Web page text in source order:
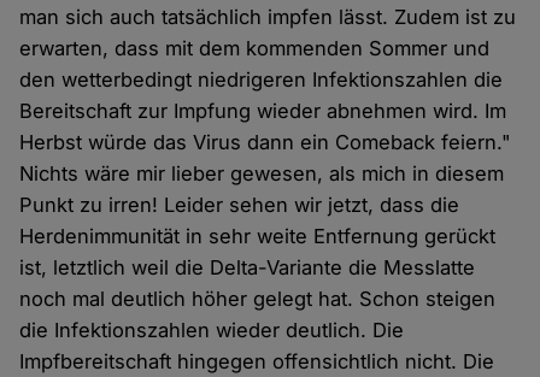
man sich auch tatsächlich impfen lässt. Zudem ist zu
erwarten, dass mit dem kommenden Sommer und
den wetterbedingt niedrigeren Infektionszahlen die
Bereitschaft zur Impfung wieder abnehmen wird. Im
Herbst würde das Virus dann ein Comeback feiern."
Nichts wäre mir lieber gewesen, als mich in diesem
Punkt zu irren! Leider sehen wir jetzt, dass die
Herdenimmunität in sehr weite Entfernung gerückt
ist, letztlich weil die Delta-Variante die Messlatte
noch mal deutlich höher gelegt hat. Schon steigen
die Infektionszahlen wieder deutlich. Die
Impfbereitschaft hingegen offensichtlich nicht. Die